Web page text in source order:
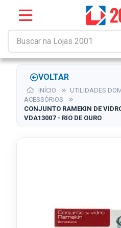
VOLTAR
INÍCIO
UTILIDADES
ACESSÓRIOS
CONJUNTO RAMEKIN DE
VDA13007 - RIO DE OURO